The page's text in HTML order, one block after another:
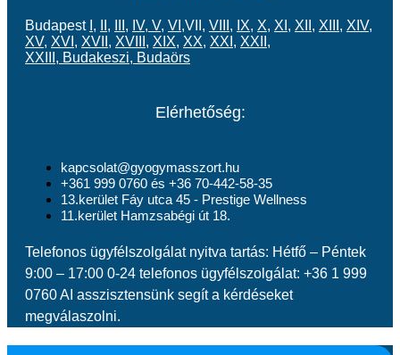
Budapest , , , IV, V, VI ,VII, VIII , IX, X, XI , XII , XIII , XIV,
XV, XVI , XVII , XVIII , XIX, XX, XXI , XXII ,
XXIII , Budakeszi, Budaörs
Elérhetőség:
kapcsolat@gyogymasszort.hu
+361 999 0760 és +36 70-442-58-35
13.kerület Fáy utca 45 - Prestige Wellness
11.kerület Hamzsabégi út 18.
Telefonos ügyfélszolgálat nyitva tartás: Hétfő – Péntek
9:00 – 17:00 0-24 telefonos ügyfélszolgálat: +36 1 999
0760 AI asszisztensünk segít a kérdéseket
megválaszolni.